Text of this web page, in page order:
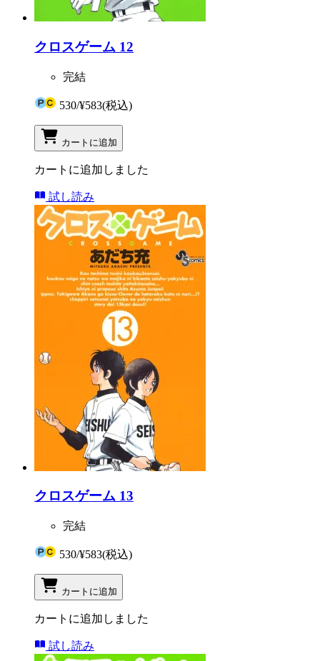
クロスゲーム 12
完結
530/¥583(税込)
カートに追加
カートに追加しました
試し読み
クロスゲーム 13
完結
530/¥583(税込)
カートに追加
カートに追加しました
試し読み